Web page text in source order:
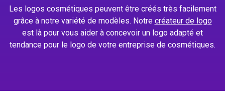
Les logos cosmétiques peuvent être créés très facilement
grâce à notre variété de modèles. Notre créateur de logo
est là pour vous aider à concevoir un logo adapté et
tendance pour le logo de votre entreprise de cosmétiques.